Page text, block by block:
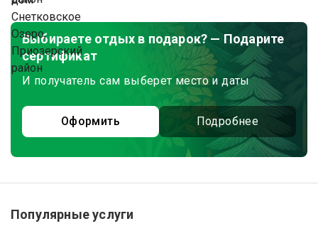
Выбираете отдых в подарок? — Подарите
сертификат
И получатель сам выберет место и даты
Оформить Подробнее
Популярные услуги